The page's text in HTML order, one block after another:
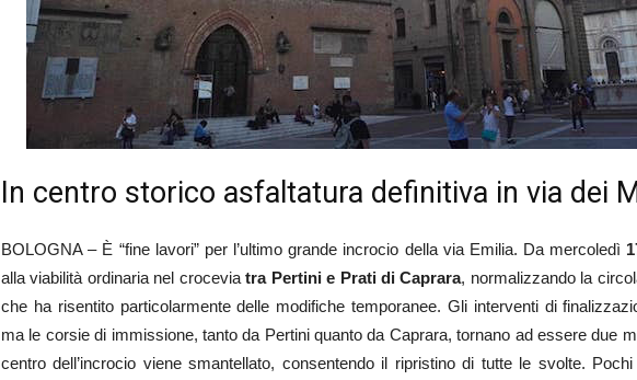
In centro storico asfaltatura definitiva in via dei
BOLOGNA – È “fine lavori” per l’ultimo grande incrocio della via Emilia. Da mercoledì
alla viabilità ordinaria nel croceviatra Pertini e Prati di Caprara, normalizzando la
che ha risentito particolarmente delle modifiche temporanee. Gli interventi di
ma le corsie di immissione, tanto da Pertini quanto da Caprara, tornano ad essere due
centro dell’incrocio viene smantellato, consentendo il ripristino di tutte le svolte.